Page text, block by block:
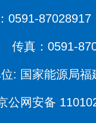
0591-
传真：0591-
: 国家能源局福
公网安备